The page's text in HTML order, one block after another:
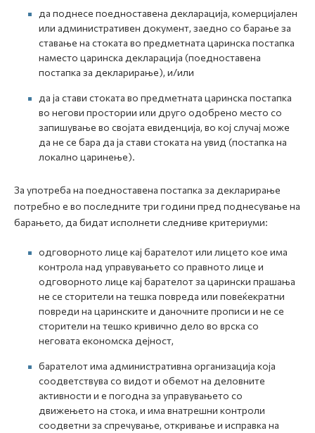
да поднесе поедноставена декларација, комерцијален
или административен документ, заедно со барање за
ставање на стоката во предметната царинска постапка
наместо царинска декларација (поедноставена
постапка за декларирање), и/или
да ја стави стоката во предметната царинска постапка
во негови простории или друго одобрено место со
запишување во својата евиденција, во кој случај може
да не се бара да ја стави стоката на увид (постапка на
локално царинење).
За употреба на поедноставена постапка за декларирање
потребно е во последните три години пред поднесување на
барањето, да бидат исполнети следниве критериуми:
одговорното лице кај барателот или лицето кое има
контрола над управувањето со правното лице и
одговорното лице кај барателот за царински прашања
не се сторители на тешка повреда или повеќекратни
повреди на царинските и даночните прописи и не се
сторители на тешко кривично дело во врска со
неговата економска дејност,
барателот има административна организација која
соодветствува со видот и обемот на деловните
активности и е погодна за управувањето со
движењето на стока, и има внатрешни контроли
соодветни за спречување, откривање и исправка на